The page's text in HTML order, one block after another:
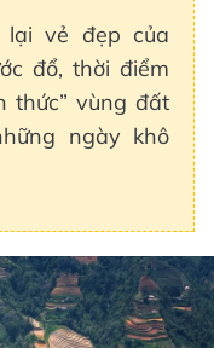
vẻ đẹp của
đổ, thời điểm
thức” vùng đất
ngày khô